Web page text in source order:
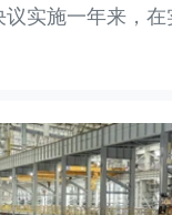
实施一年来，